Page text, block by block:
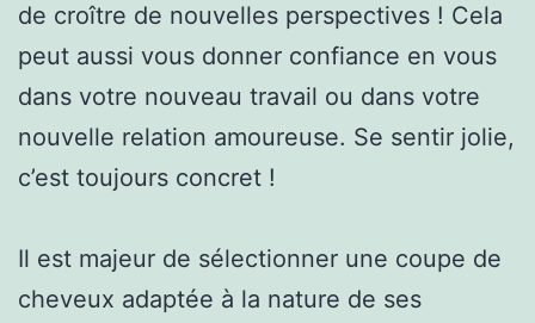
de croître de nouvelles perspectives ! Cela
peut aussi vous donner confiance en vous
dans votre nouveau travail ou dans votre
nouvelle relation amoureuse. Se sentir jolie,
c’est toujours concret !
Il est majeur de sélectionner une coupe de
cheveux adaptée à la nature de ses